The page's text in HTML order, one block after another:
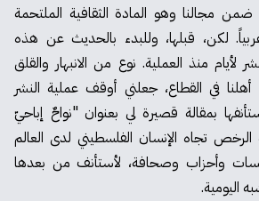
مجالنا وهو المادة الثقافية الملتحمة
لكن، قبلها، وللبدء بالحديث عن هذه
لأيام منذ العملية. نوع من الانبهار والقلق
في القطاع، جعلني أوقف عملية النشر
بمقالة قصيرة لي بعنوان "نواحٌ إباحيّ
تجاه الإنسان الفلسطيني لدى العالم
وأحزاب وصحافة، لأستأنف من بعدها
اليومية.